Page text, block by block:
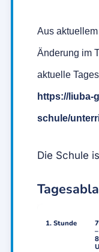
Aus
Änderung im
aktuelle
https://liuba-
schule/
Die Schule
1. Stunde
–